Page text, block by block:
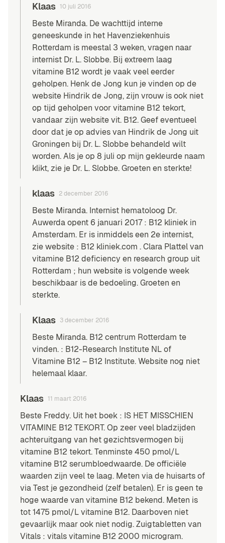
Klaas 10 juli 2016
Beste Miranda. De wachttijd interne
geneeskunde in het Havenziekenhuis
Rotterdam is meestal 3 weken, vragen naar
internist Dr. L. Slobbe. Bij extreem laag
vitamine B12 wordt je vaak veel eerder
geholpen. Henk de Jong kun je vinden op de
website Hindrik de Jong, zijn vrouw is ook niet
op tijd geholpen voor vitamine B12 tekort,
vandaar zijn website vit. B12. Geef eventueel
door dat je op advies van Hindrik de Jong uit
Groningen bij Dr. L. Slobbe behandeld wilt
worden. Als je op 8 juli op mijn gekleurde naam
klikt, zie je Dr. L. Slobbe. Groeten en sterkte!
klaas 2 december 2016
Beste Miranda. Internist hematoloog Dr.
Auwerda opent 6 januari 2017 : B12 kliniek in
Amsterdam. Er is inmiddels een 2e internist,
zie website : B12 kliniek.com . Clara Plattel van
vitamine B12 deficiency en research group uit
Rotterdam ; hun website is volgende week
beschikbaar is de bedoeling. Groeten en
sterkte.
Klaas 3 december 2016
Beste Miranda. B12 centrum Rotterdam te
vinden. : B12-Research Institute NL of
Vitamine B12 – B12 Institute. Website nog niet
helemaal klaar.
Klaas 11 maart 2016
Beste Freddy. Uit het boek : IS HET MISSCHIEN
VITAMINE B12 TEKORT. Op zeer veel bladzijden
achteruitgang van het gezichtsvermogen bij
vitamine B12 tekort. Tenminste 450 pmol/L
vitamine B12 serumbloedwaarde. De officiële
waarden zijn veel te laag. Meten via de huisarts of
via Test je gezondheid (zelf betalen). Er is geen te
hoge waarde van vitamine B12 bekend. Meten is
tot 1475 pmol/L vitamine B12. Daarboven niet
gevaarlijk maar ook niet nodig. Zuigtabletten van
Vitals : vitals vitamine B12 2000 microgram.